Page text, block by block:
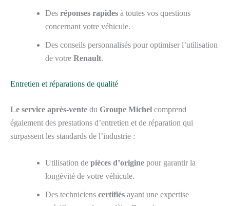
Des réponses rapides à toutes vos questions
concernant votre véhicule.
Des conseils personnalisés pour optimiser l’utilisation
de votre Renault.
Entretien et réparations de qualité
Le service après-vente du Groupe Michel comprend
également des prestations d’entretien et de réparation qui
surpassent les standards de l’industrie :
Utilisation de pièces d’origine pour garantir la
longévité de votre véhicule.
Des techniciens certifiés ayant une expertise